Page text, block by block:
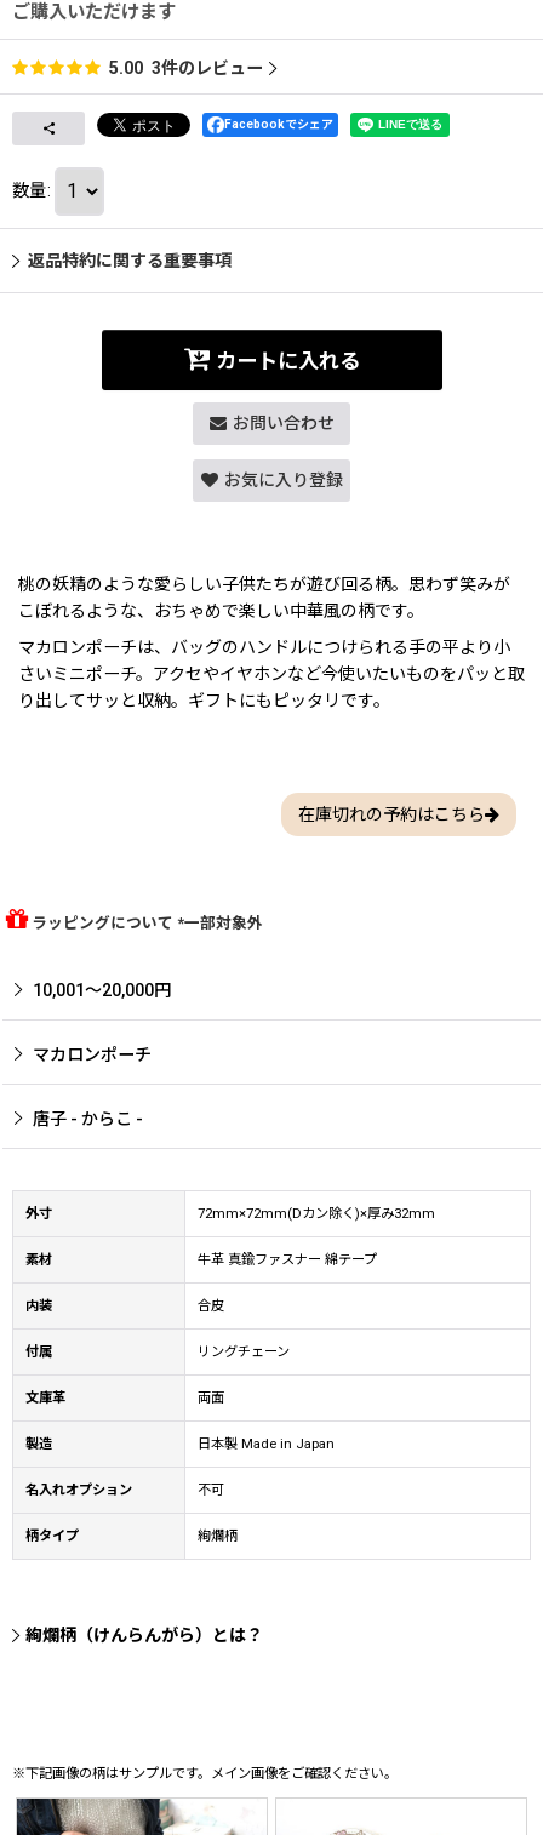
ご購入いただけます
5.00 3件のレビュー
Facebookでシェア
数量:
返品特約に関する重要事項
カートに入れる
お問い合わせ
お気に入り登録
桃の妖精のような愛らしい子供たちが遊び回る柄。思わず笑みが
こぼれるような、おちゃめで楽しい中華風の柄です。
マカロンポーチは、バッグのハンドルにつけられる手の平より小
さいミニポーチ。アクセやイヤホンなど今使いたいものをパッと取
り出してサッと収納。ギフトにもピッタリです。
在庫切れの予約はこちら
ラッピングについて *一部対象外
10,001〜20,000円
マカロンポーチ
唐子 - からこ -
外寸 72mm×72mm(Dカン除く)×厚み32mm
素材 牛革 真鍮ファスナー 綿テープ
内装 合皮
付属 リングチェーン
文庫革 両面
製造 日本製 Made in Japan
名入れオプション 不可
柄タイプ 絢爛柄
絢爛柄（けんらんがら）とは？
※下記画像の柄はサンプルです。メイン画像をご確認ください。